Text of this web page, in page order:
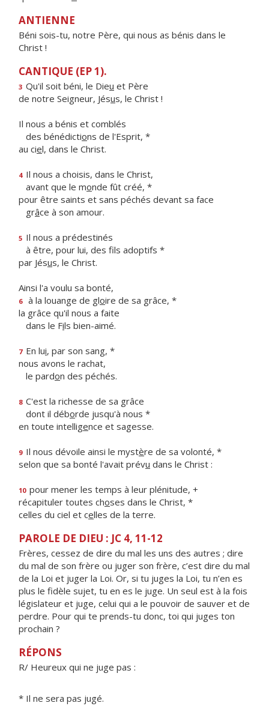
ANTIENNE
Béni sois-tu, notre Père, qui nous as bénis dans le
Christ !
CANTIQUE (EP 1).
3 Qu'il soit béni, le Dieu et Père
de notre Seigneur, Jésus, le Christ !
Il nous a bénis et comblés
des bénédictions de l'Esprit, *
au ciel, dans le Christ.
4 Il nous a choisis, dans le Christ,
avant que le monde fût créé, *
pour être saints et sans péchés devant sa face
grâce à son amour.
5 Il nous a prédestinés
à être, pour lui, des fls adoptifs *
par Jésus, le Christ.
Ainsi l'a voulu sa bonté,
6 à la louange de gloire de sa grâce, *
la grâce qu'il nous a faite
dans le Fils bien-aimé.
7 En lui, par son sang, *
nous avons le rachat,
le pardon des péchés.
8 C'est la richesse de sa grâce
dont il déborde jusqu'à nous *
en toute intelligence et sagesse.
9 Il nous dévoile ainsi le mystère de sa volonté, *
selon que sa bonté l'avait prévu dans le Christ :
10 pour mener les temps à leur plénitude, +
récapituler toutes choses dans le Christ, *
celles du ciel et celles de la terre.
PAROLE DE DIEU : JC 4, 11-12
Frères, cessez de dire du mal les uns des autres ; dire
du mal de son frère ou juger son frère, c’est dire du mal
de la Loi et juger la Loi. Or, si tu juges la Loi, tu n’en es
plus le fidèle sujet, tu en es le juge. Un seul est à la fois
législateur et juge, celui qui a le pouvoir de sauver et de
perdre. Pour qui te prends-tu donc, toi qui juges ton
prochain ?
RÉPONS
R/ Heureux qui ne juge pas :
* Il ne sera pas jugé.